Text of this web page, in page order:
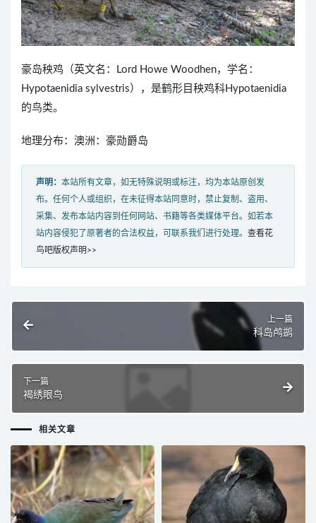
豪岛秧鸡（英文名：Lord Howe Woodhen，学名：
Hypotaenidia sylvestris），是鹤形目秧鸡科Hypotaenidia
的鸟类。
地理分布：澳洲：豪勋爵岛
声明： 本站所有文章，如无特殊说明或标注，均为本站原创发
布。任何个人或组织，在未征得本站同意时，禁止复制、盗用、
采集、发布本站内容到任何网站、书籍等各类媒体平台。如若本
站内容侵犯了原著者的合法权益，可联系我们进行处理。 查看花
鸟吧版权声明>>
上一篇
科岛鸬鹚
下一篇
褐绣眼鸟
相关文章